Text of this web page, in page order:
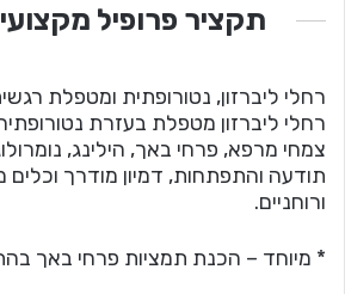
תקציר פרופיל מקצועי
רחלי ליברזון, נטורופתית ומטפלת
רחלי ליברזון מטפלת בעזרת
צמחי מרפא, פרחי באך, הילינג,
תודעה והתפתחות, דמיון מודרך וכלים
ורוחניים.
* מיוחד – הכנת תמציות פרחי באך